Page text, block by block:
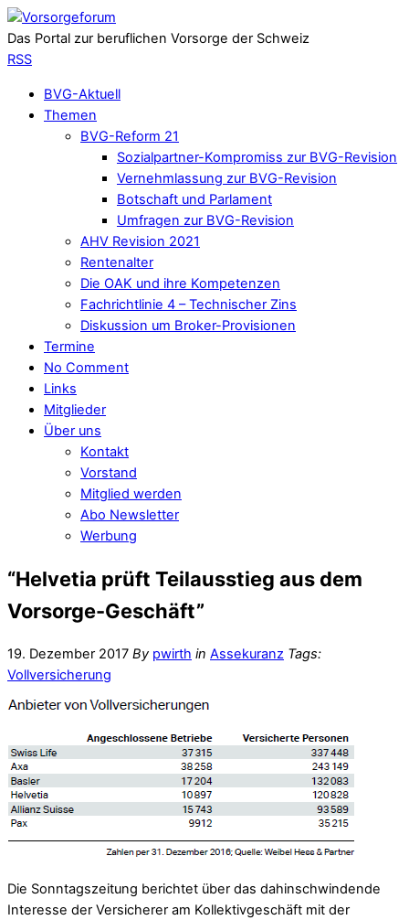
Das Portal zur beruflichen Vorsorge der Schweiz
RSS
BVG-Aktuell
Themen
BVG-Reform 21
Sozialpartner-Kompromiss zur BVG-Revision
Vernehmlassung zur BVG-Revision
Botschaft und Parlament
Umfragen zur BVG-Revision
AHV Revision 2021
Rentenalter
Die OAK und ihre Kompetenzen
Fachrichtlinie 4 – Technischer Zins
Diskussion um Broker-Provisionen
Termine
No Comment
Links
Mitglieder
Über uns
Kontakt
Vorstand
Mitglied werden
Abo Newsletter
Werbung
“Helvetia prüft Teilausstieg aus dem
Vorsorge-Geschäft”
19. Dezember 2017 By pwirth in Assekuranz Tags:
Vollversicherung
Die Sonntagszeitung berichtet über das dahinschwindende
Interesse der Versicherer am Kollektivgeschäft mit der